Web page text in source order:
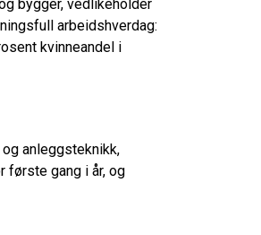
bygger, vedlikeholder
arbeidshverdag:
kvinneandel i
anleggsteknikk,
første gang i år, og